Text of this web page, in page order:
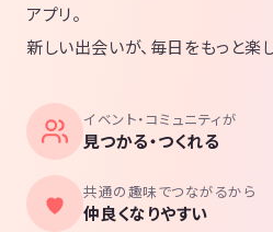
アプリ。
新しい出会いが、毎日をもっと楽し
イベント・コミュニティが
見つかる・つくれる
共通の趣味でつながるから
仲良くなりやすい